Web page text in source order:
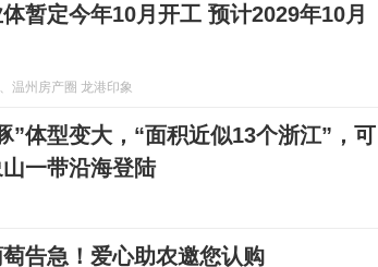
暂定今年10月开工 预计2029年10月
温州房产圈 龙港印象
”体型变大，“面积近似13个浙江”，可
一带沿海登陆
告急！爱心助农邀您认购